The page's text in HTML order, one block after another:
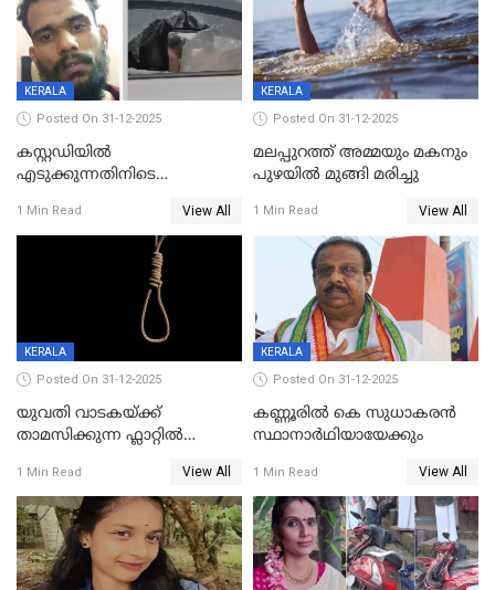
KERALA
Posted On 31-12-2025
കസ്റ്റഡിയിൽ
എടുക്കുന്നതിനിടെ
വധശ്രമക്കേസ് പ്രതി പിടിയിൽ
1 Min Read View All
KERALA
Posted On 31-12-2025
മലപ്പുറത്ത് അമ്മയും മകനും
പുഴയിൽ മുങ്ങി മരിച്ചു
1 Min Read View All
KERALA
Posted On 31-12-2025
യുവതി വാടകയ്ക്ക്
താമസിക്കുന്ന ഫ്ലാറ്റില്‍
സംഭവം കൈതപ്പൊയിലില്‍
1 Min Read View All
KERALA
Posted On 31-12-2025
കണ്ണൂരിൽ കെ സുധാകരൻ
സ്ഥാനാർഥിയായേക്കും
1 Min Read View All